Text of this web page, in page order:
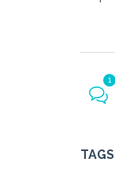
1